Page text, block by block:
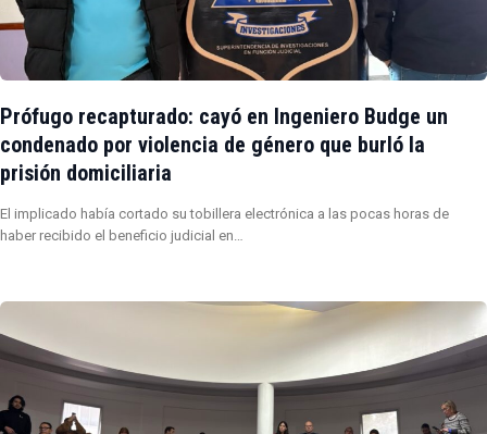
Prófugo recapturado: cayó en Ingeniero Budge un
condenado por violencia de género que burló la
prisión domiciliaria
El implicado había cortado su tobillera electrónica a las pocas horas de
haber recibido el beneficio judicial en…